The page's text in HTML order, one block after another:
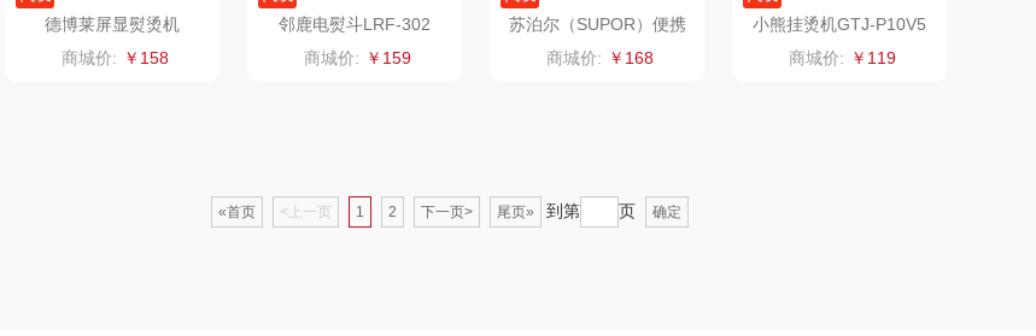
商）
银小燕 呼也
润培 百事（饮具类） 三胖蛋
德博莱屏显熨烫机
商城价: ￥158
邻鹿电熨斗LRF-302
商城价: ￥159
小熊挂烫机GTJ-P10V5
商城价: ￥119
«首页 <上一页 1 2 下一页> 尾页» 到第 页 确定